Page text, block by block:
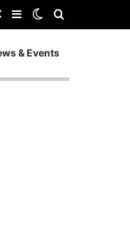
Articolo Random
Barra laterale
Cambia aspetto
& Events